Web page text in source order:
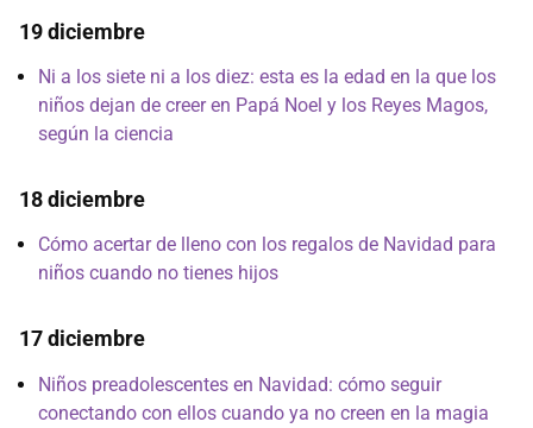
19 diciembre
Ni a los siete ni a los diez: esta es la edad en la que los
niños dejan de creer en Papá Noel y los Reyes Magos,
según la ciencia
18 diciembre
Cómo acertar de lleno con los regalos de Navidad para
niños cuando no tienes hijos
17 diciembre
Niños preadolescentes en Navidad: cómo seguir
conectando con ellos cuando ya no creen en la magia